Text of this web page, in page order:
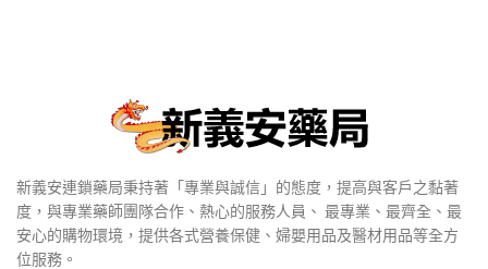
司，並於2004年作為治療早發
性射精的藥物被提交給美國食
2012年，意大利美納裏尼公司
獲取了達泊西汀的商業權利，
包括在歐洲、大部分的亞洲、
非洲、拉丁美洲以及中東進行
新義安連鎖藥局秉持著「專業與誠信」的態度，提高與客戶之黏著
度，與專業藥師團隊合作、熱心的服務人員、 最專業、最齊全、最
安心的購物環境，提供各式營養保健、婦嬰用品及醫材用品等全方
位服務。